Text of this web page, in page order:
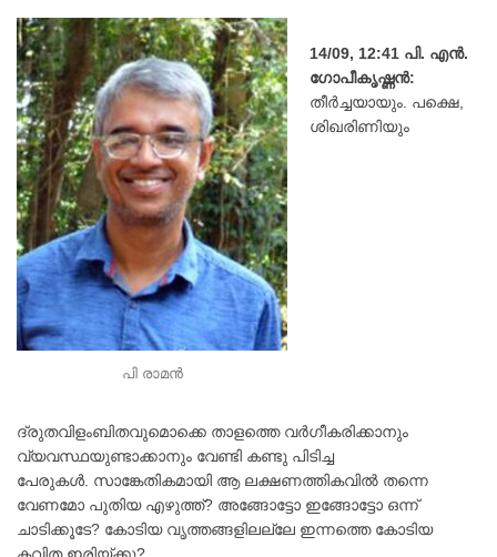
പി രാമൻ
14/09, 12:41 പി. എൻ.
ഗോപീകൃഷ്ണൻ:
തീർച്ചയായും. പക്ഷെ,
ശിഖരിണിയും
ദ്രുതവിളംബിതവുമൊക്കെ താളത്തെ വർഗീകരിക്കാനും
വ്യവസ്ഥയുണ്ടാക്കാനും വേണ്ടി കണ്ടു പിടിച്ച
പേരുകൾ. സാങ്കേതികമായി ആ ലക്ഷണത്തികവിൽ തന്നെ
വേണമോ പുതിയ എഴുത്ത്? അങ്ങോട്ടോ ഇങ്ങോട്ടോ ഒന്ന്
ചാടിക്കൂടേ? കോടിയ വൃത്തങ്ങളിലല്ലേ ഇന്നത്തെ കോടിയ